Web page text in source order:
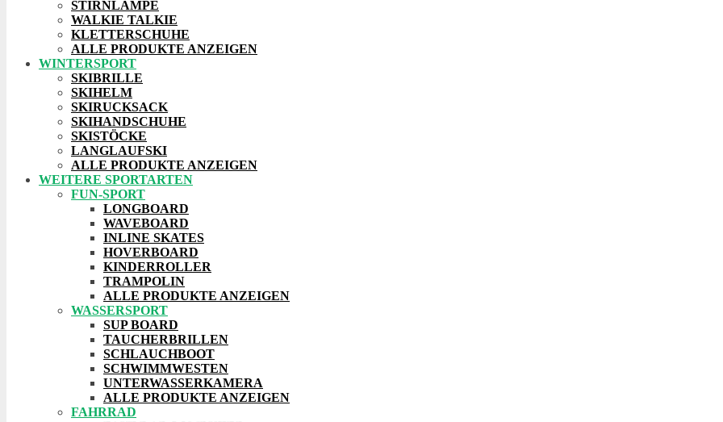
STIRNLAMPE
WALKIE TALKIE
KLETTERSCHUHE
ALLE PRODUKTE ANZEIGEN
WINTERSPORT
SKIBRILLE
SKIHELM
SKIRUCKSACK
SKIHANDSCHUHE
SKISTÖCKE
LANGLAUFSKI
ALLE PRODUKTE ANZEIGEN
WEITERE SPORTARTEN
FUN-SPORT
LONGBOARD
WAVEBOARD
INLINE SKATES
HOVERBOARD
KINDERROLLER
TRAMPOLIN
ALLE PRODUKTE ANZEIGEN
WASSERSPORT
SUP BOARD
TAUCHERBRILLEN
SCHLAUCHBOOT
SCHWIMMWESTEN
UNTERWASSERKAMERA
ALLE PRODUKTE ANZEIGEN
FAHRRAD